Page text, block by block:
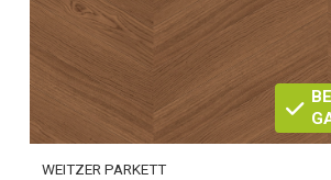
WEITZER PARKETT